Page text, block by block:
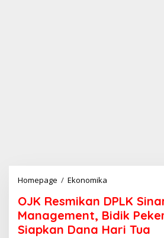
Homepage / Ekonomika
K
R
e
s
OJK Resmikan DPLK
Management, Bidik
Siapkan Dana Hari Tua